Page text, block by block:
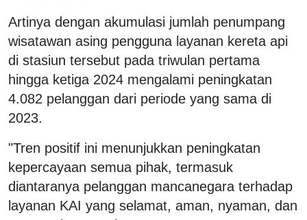
Artinya dengan akumulasi jumlah penumpang
wisatawan asing pengguna layanan kereta api
di stasiun tersebut pada triwulan pertama
hingga ketiga 2024 mengalami peningkatan
4.082 pelanggan dari periode yang sama di
2023.
"Tren positif ini menunjukkan peningkatan
kepercayaan semua pihak, termasuk
diantaranya pelanggan mancanegara terhadap
layanan KAI yang selamat, aman, nyaman, dan